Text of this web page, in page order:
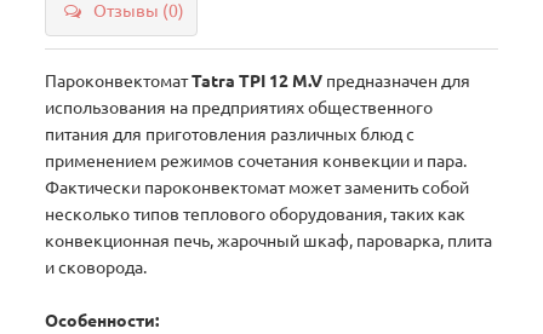
Отзывы (0)
ПароконвектоматTatra TPI 12 M.V предназначен для
использования на предприятиях общественного
питания для приготовления различных блюд с
применением режимов сочетания конвекции и пара.
Фактически пароконвектомат может заменить собой
несколько типов теплового оборудования, таких как
конвекционная печь, жарочный шкаф, пароварка, плита
и сковорода.
Особенности: